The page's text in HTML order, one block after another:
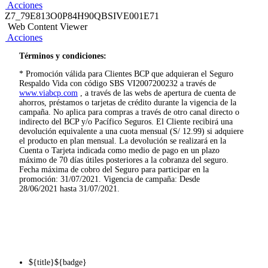
Para la Cobertura Indemnización por Cancer:
Cáncer de piel, salvo melanoma maligno.
Para la Cobertura Renta Hospitalaria
Enfermedades contagiosas epidémicas que
requieres aislamiento.
Actividades de Riesgo
Para todas las coberturas:
Práctica de deportes de alto riesgo: deportes que
¿Qué hago? / ¿Qué hace mi beneficiario?
Llama al01 311-9898
¿Qué documentos debo presentar?
-Certificado médico
de defunción
completo.
- Copia de laHistoria
clínicacompleta.
Además, si el
fallecimiento es
accidentalse deberá
- Resultado del
Una copia del
Examen
anatomopatológico
realizado por un
médico patólogo
acreditado.
Informe médico
historia clínica
indicando las causas,
diagnóstico, fecha de
ingreso y fecha de
alta.
Si tuviste cáncer antes de la contratación del
seguro y lo superaste no se considera como una
contratar el seguro y usar la cobertura si te
diagnostican otro cáncer.
¿Puedo asegurar a otra persona?
El seguro solo es para la persona que lo contrata,
podrías recomendarle a un familiar y/o
conocido(a) que compre uno a través de Víabcp.
¿Cómo puedo cambiar mi plan o medio de
pago?
Tienes que llamarnos a banca por teléfono al 01
311 9898, anexo *230.
¿Qué sucede si quiero cancelar el seguro?
Acciones
Z7_79E813O0P84H90QBSIVE001E71
Web Content Viewer
Acciones
Términos y condiciones:
* Promoción válida para Clientes BCP que adquieran el Seguro
Respaldo Vida con código SBS VI2007200232 a través de
www.viabcp.com , a través de las webs de apertura de cuenta de
ahorros, préstamos o tarjetas de crédito durante la vigencia de la
campaña. No aplica para compras a través de otro canal directo o
indirecto del BCP y/o Pacífico Seguros. El Cliente recibirá una
devolución equivalente a una cuota mensual (S/ 12.99) si adquiere
el producto en plan mensual. La devolución se realizará en la
Cuenta o Tarjeta indicada como medio de pago en un plazo
máximo de 70 días útiles posteriores a la cobranza del seguro.
Fecha máxima de cobro del Seguro para participar en la
promoción: 31/07/2021. Vigencia de campaña: Desde
28/06/2021 hasta 31/07/2021.
${title}${badge}